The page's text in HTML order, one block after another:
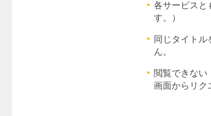
各サービスと
す。）
同じタイトル
ん。
閲覧できない
画面からリク